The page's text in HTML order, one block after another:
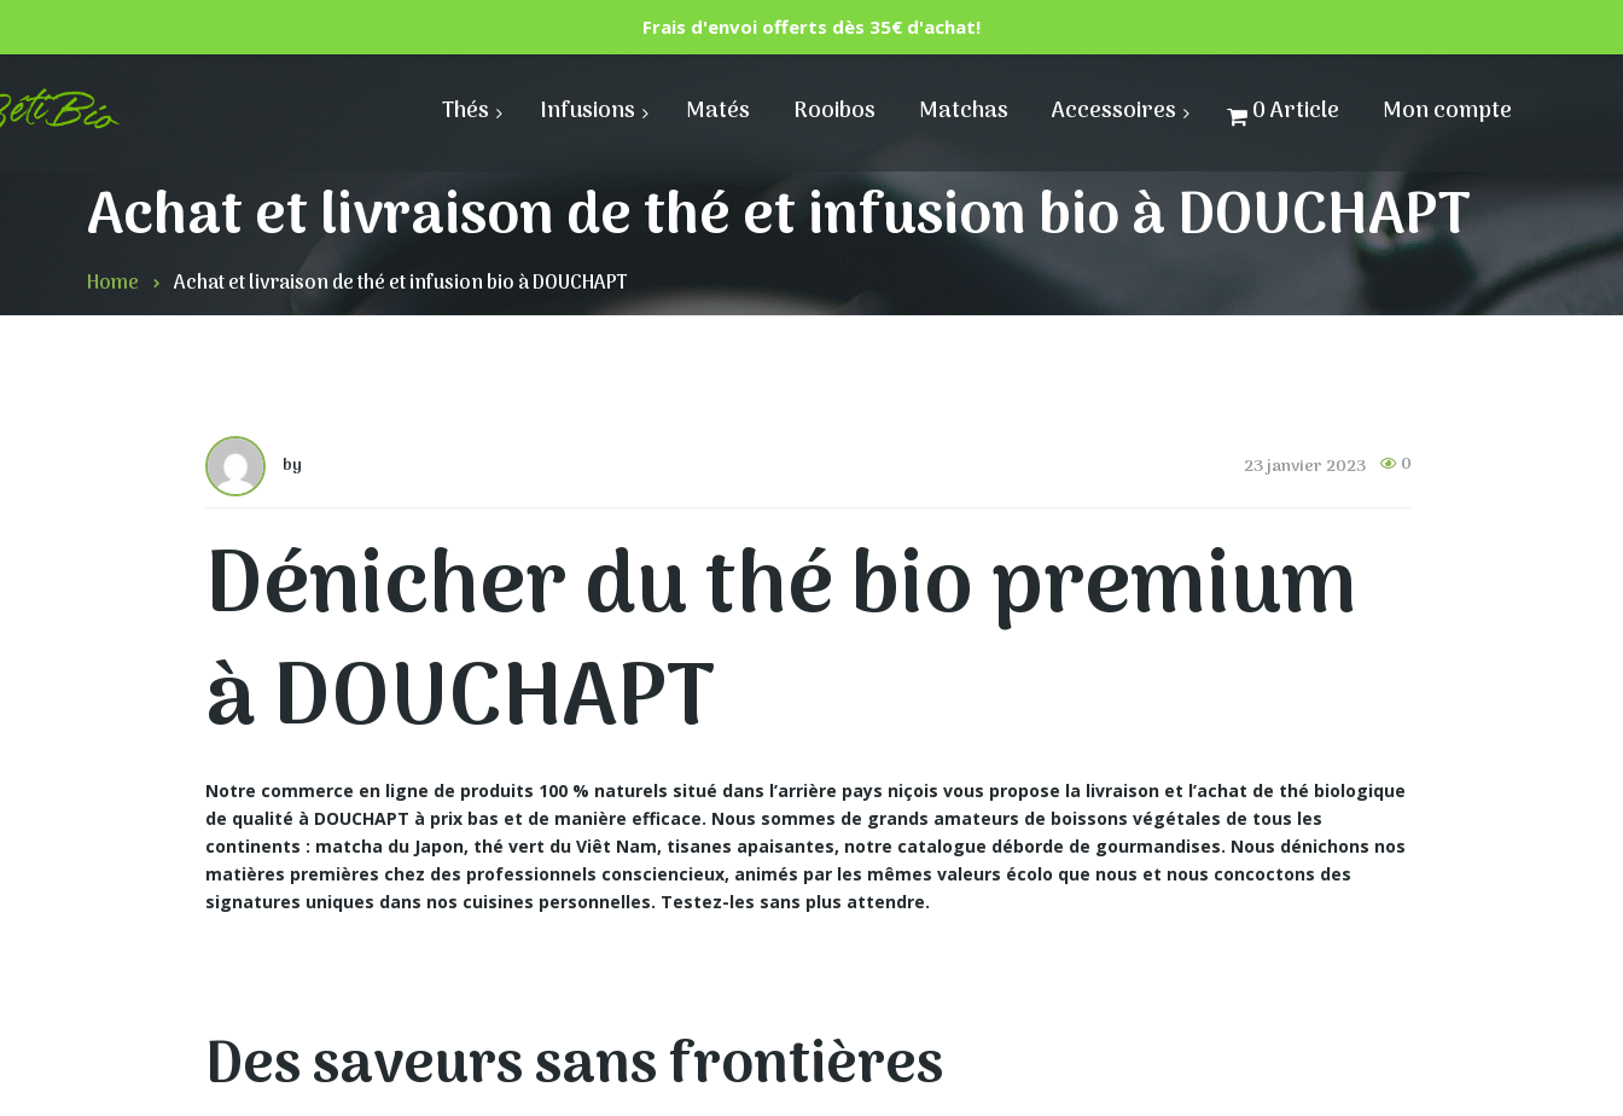
Thés Infusions Matés Rooibos Matchas Accessoires 0 Article Mon compte
Achat et livraison de thé et infusion bio à DOUCHAPT
Home Achat et livraison de thé et infusion bio à DOUCHAPT
by 23 janvier 2023 0
Dénicher du thé bio premium
à DOUCHAPT
Notre commerce en ligne de produits 100 % naturels situé dans l’arrière pays niçois vous propose la livraison et l’achat de thé biologique
de qualité à DOUCHAPT à prix bas et de manière efficace. Nous sommes de grands amateurs de boissons végétales de tous les
continents : matcha du Japon, thé vert du Viêt Nam, tisanes apaisantes, notre catalogue déborde de gourmandises. Nous dénichons nos
matières premières chez des professionnels consciencieux, animés par les mêmes valeurs écolo que nous et nous concoctons des
signatures uniques dans nos cuisines personnelles. Testez-les sans plus attendre.
Des saveurs sans frontières
Frais d'envoi offerts dès 35€ d'achat!